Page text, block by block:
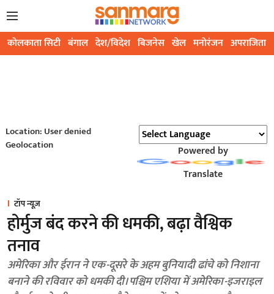
कोलकाता सिटी बंगाल देश/विदेश बिजनेस खेल मनोरंजन अपराजिता
Location: User denied
Geolocation
Powered by
Translate
टॉप न्यूज़
होर्मुज बंद करने की धमकी, बढ़ा वैश्विक
तनाव
अमेरिका और ईरान ने एक-दूसरे के अहम बुनियादी ढांचे को निशाना
बनाने की रविवार को धमकी दी। पश्चिम एशिया में अमेरिका-इजराइल